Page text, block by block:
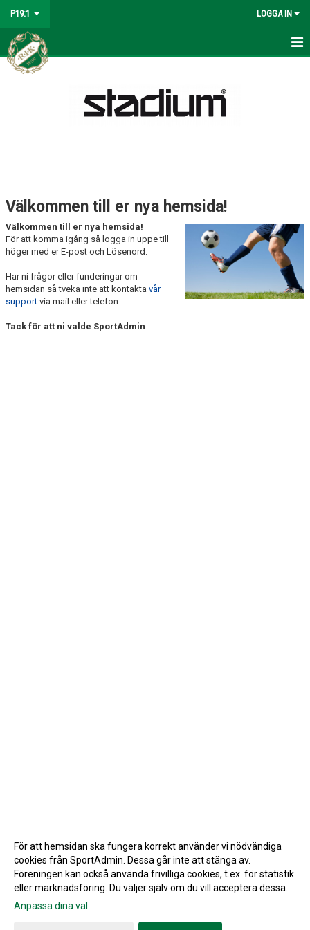
P19:1 LOGGA IN
HEM
DOKUMENT
KONTAKT
Välkommen till er nya hemsida!
Välkommen till er nya hemsida!
För att komma igång så logga in uppe till
höger med er E-post och Lösenord.
Har ni frågor eller funderingar om
hemsidan så tveka inte att kontakta vår
support via mail eller telefon.
Tack för att ni valde SportAdmin
Gå till Webbversion
För att hemsidan ska fungera korrekt använder vi nödvändiga
cookies från SportAdmin. Dessa går inte att stänga av.
Föreningen kan också använda frivilliga cookies, t.ex. för statistik
eller marknadsföring. Du väljer själv om du vill acceptera dessa.
Anpassa dina val